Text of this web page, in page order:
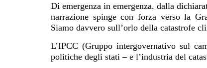
Di emergenza in emergenza, dalla
narrazione spinge con forza verso la
Siamo davvero sull’orlo della catastrofe
L’IPCC (Gruppo intergovernativo sul
politiche degli stati – e l’industria del